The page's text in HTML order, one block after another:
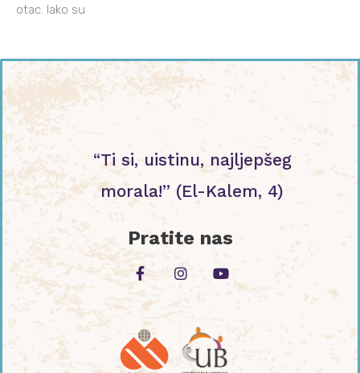
otac. Iako su
“Ti si, uistinu, najljepšeg
morala!” (El-Kalem, 4)
Pratite nas